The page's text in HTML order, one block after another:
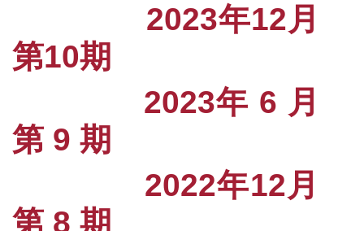
組織成員
2023年12月
第10期
2023年 6 月
第 9 期
2022年12月
第 8 期